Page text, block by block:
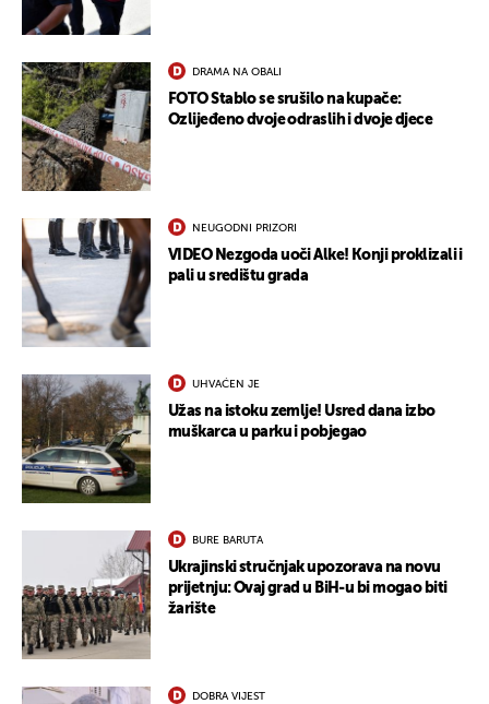
DRAMA NA OBALI
FOTO Stablo se srušilo na kupače:
Ozlijeđeno dvoje odraslih i dvoje djece
NEUGODNI PRIZORI
VIDEO Nezgoda uoči Alke! Konji proklizali i
pali u središtu grada
UHVAĆEN JE
Užas na istoku zemlje! Usred dana izbo
muškarca u parku i pobjegao
BURE BARUTA
Ukrajinski stručnjak upozorava na novu
prijetnju: Ovaj grad u BiH-u bi mogao biti
žarište
DOBRA VIJEST